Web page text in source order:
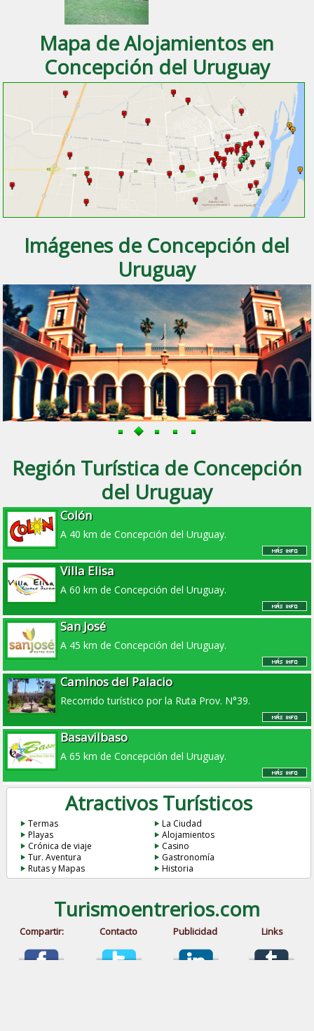
Mapa de Alojamientos en
Concepción del Uruguay
Imágenes de Concepción del
Uruguay
Región Turística de Concepción
del Uruguay
Colón
A 40 km de Concepción del Uruguay.
Villa Elisa
A 60 km de Concepción del Uruguay.
San José
A 45 km de Concepción del Uruguay.
Caminos del Palacio
Recorrido turístico por la Ruta Prov. N°39.
Basavilbaso
A 65 km de Concepción del Uruguay.
Atractivos Turísticos
Termas
La Ciudad
Playas
Alojamientos
Crónica de viaje
Casino
Tur. Aventura
Gastronomía
Rutas y Mapas
Historia
Turismoentrerios.com
Compartir: Contacto Publicidad Links